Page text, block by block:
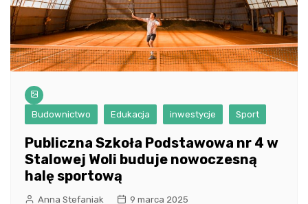
Budownictwo Edukacja inwestycje Sport
Publiczna Szkoła Podstawowa nr 4 w
Stalowej Woli buduje nowoczesną
halę sportową
Anna Stefaniak 9 marca 2025